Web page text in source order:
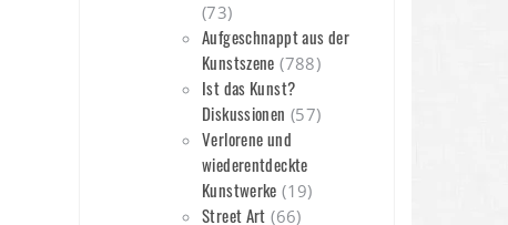
(73)
Aufgeschnappt aus der
Kunstszene (788)
Ist das Kunst?
Diskussionen (57)
Verlorene und
wiederentdeckte
Kunstwerke (19)
Street Art (66)